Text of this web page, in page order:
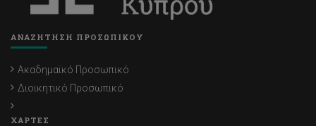
ΑΝΑΖΗΤΗΣΗ ΠΡΟΣΩΠΙΚΟΥ
Ακαδημαϊκό Προσωπικό
Διοικητικό Προσωπικό
ΧΑΡΤΕΣ